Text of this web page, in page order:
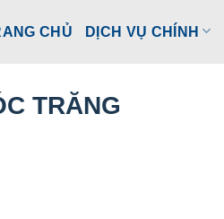
CHỦ DỊCH VỤ CHÍNH
TRĂNG